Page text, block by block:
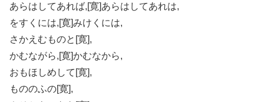
あらはしてあれば,[寛]あらはしてあれは,
をすくには,[寛]みけくには,
さかえむものと[寛],
かむながら,[寛]かむなから,
おもほしめして[寛],
もののふの[寛],